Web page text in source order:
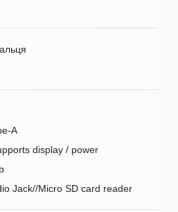
A
display / power
Jack//Micro SD card reader